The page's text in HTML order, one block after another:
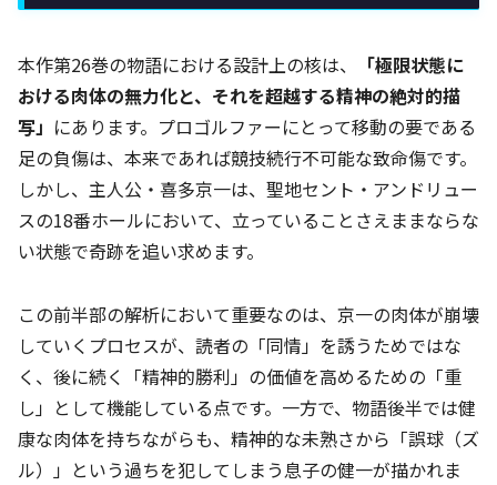
本作第26巻の物語における設計上の核は、
「極限状態に
おける肉体の無力化と、それを超越する精神の絶対的描
写」 にあります。プロゴルファーにとって移動の要である
足の負傷は、本来であれば競技続行不可能な致命傷です。
しかし、主人公・喜多京一は、聖地セント・アンドリュー
スの18番ホールにおいて、立っていることさえままならな
い状態で奇跡を追い求めます。
この前半部の解析において重要なのは、京一の肉体が崩壊
していくプロセスが、読者の「同情」を誘うためではな
く、後に続く「精神的勝利」の価値を高めるための「重
し」として機能している点です。一方で、物語後半では健
康な肉体を持ちながらも、精神的な未熟さから「誤球（ズ
ル）」という過ちを犯してしまう息子の健一が描かれま